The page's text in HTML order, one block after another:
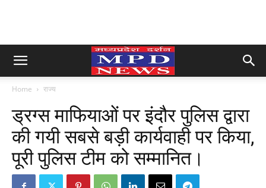
Home राज्य
ड्रग्स माफियाओं पर इंदौर पुलिस द्वारा
की गयी सबसे बड़ी कार्यवाही पर किया,
पूरी पुलिस टीम को सम्मानित।